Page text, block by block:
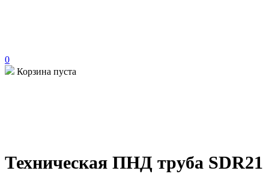
0
Корзина пуста
Техническая ПНД труба SDR21